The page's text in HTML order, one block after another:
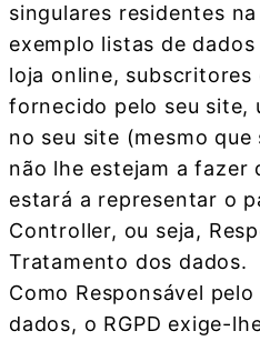
singulares residentes
exemplo listas de
loja online, subscritores
fornecido pelo seu site,
no seu site (mesmo que
não lhe estejam a fazer
estará a representar o
Controller, ou seja,
Tratamento dos dados.
Como Responsável
dados, o RGPD exige-